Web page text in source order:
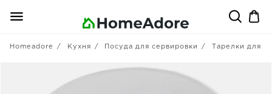
Homeadore Кухня Посуда для сервировки Тарелки для